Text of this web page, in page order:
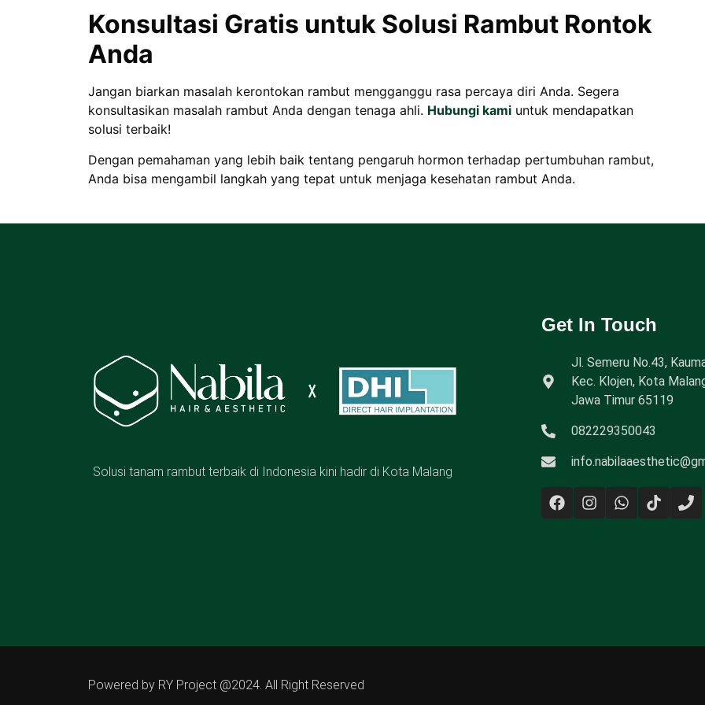
Konsultasi Gratis untuk Solusi Rambut Rontok
Anda
Jangan biarkan masalah kerontokan rambut mengganggu rasa percaya diri Anda. Segera
konsultasikan masalah rambut Anda dengan tenaga ahli. Hubungi kami untuk mendapatkan
solusi terbaik!
Dengan pemahaman yang lebih baik tentang pengaruh hormon terhadap pertumbuhan rambut,
Anda bisa mengambil langkah yang tepat untuk menjaga kesehatan rambut Anda.
Solusi tanam rambut terbaik di Indonesia kini hadir di Kota Malang
Get In Touch
Jl. Semeru No.43,
Kec. Klojen, Kota
Jawa Timur 65119
082229350043
Powered by RY Project @2024. All Right Reserved